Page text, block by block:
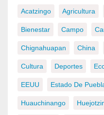
Acatzingo Agricultura
Bienestar Campo
Chignahuapan China
Cultura Deportes
EEUU Estado De
Huauchinango